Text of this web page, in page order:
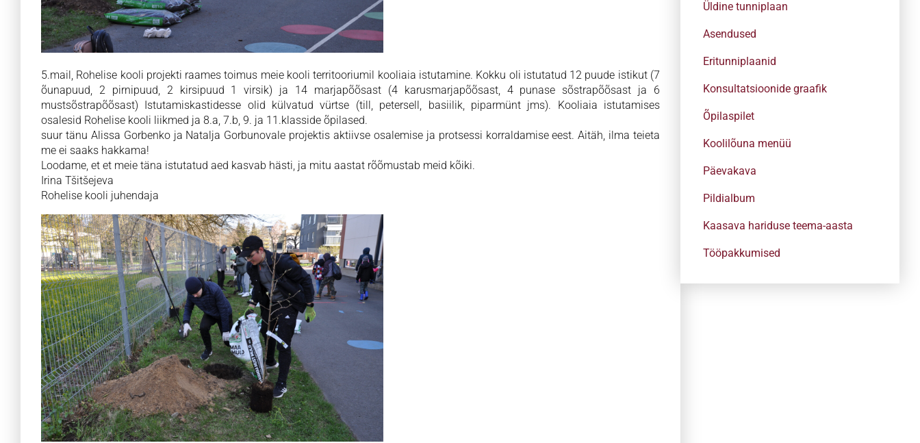
5.mail, Rohelise kooli projekti raames toimus meie kooli territooriumil kooliaia istutamine. Kokku oli istutatud 12 puude istikut (7
õunapuud, 2 pirnipuud, 2 kirsipuud 1 virsik) ja 14 marjapõõsast (4 karusmarjapõõsast, 4 punase sõstrapõõsast ja 6
mustsõstrapõõsast) Istutamiskastidesse olid külvatud vürtse (till, petersell, basiilik, piparmünt jms). Kooliaia istutamises
osalesid Rohelise kooli liikmed ja 8.a, 7.b, 9. ja 11.klasside õpilased.
suur tänu Alissa Gorbenko ja Natalja Gorbunovale projektis aktiivse osalemise ja protsessi korraldamise eest. Aitäh, ilma teieta
me ei saaks hakkama!
Loodame, et et meie täna istutatud aed kasvab hästi, ja mitu aastat rõõmustab meid kõiki.
Irina Tšitšejeva
Rohelise kooli juhendaja
Üldine tunniplaan
Asendused
Eritunniplaanid
Konsultatsioonide graafik
Õpilaspilet
Koolilõuna menüü
Päevakava
Pildialbum
Kaasava hariduse teema-aasta
Tööpakkumised